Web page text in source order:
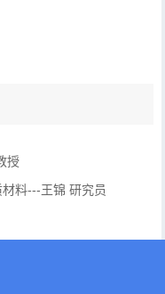
授
料---王锦 研究员